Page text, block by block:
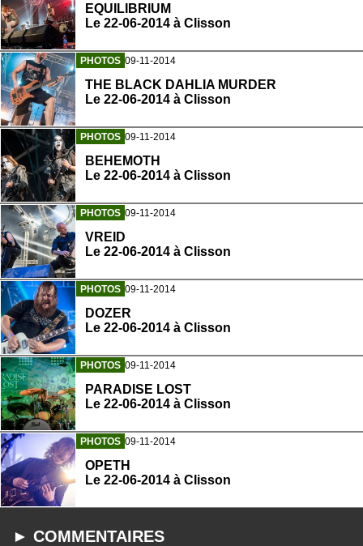
EQUILIBRIUM
Le 22-06-2014 à Clisson
PHOTOS 09-11-2014
THE BLACK DAHLIA MURDER
Le 22-06-2014 à Clisson
PHOTOS 09-11-2014
BEHEMOTH
Le 22-06-2014 à Clisson
PHOTOS 09-11-2014
VREID
Le 22-06-2014 à Clisson
PHOTOS 09-11-2014
DOZER
Le 22-06-2014 à Clisson
PHOTOS 09-11-2014
PARADISE LOST
Le 22-06-2014 à Clisson
PHOTOS 09-11-2014
OPETH
Le 22-06-2014 à Clisson
► COMMENTAIRES